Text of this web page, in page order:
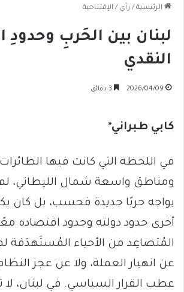
الرئيسية / رأي / الإفتتاحية
لبنان بين الحَربِ وحدودِ
النقدي
2026/04/09
كابي طبراني*
في اللحظة التي كانت فيها
ومناطق واسعة شمال الليطاني، لم
يواجه حربًا جديدة فحسب، بل كان
أخرى حدود دولته وحدود اقتصاده
المُتصاعِد من الأحياء المُستَهدَفة
عن انهيار العملة، ولا عن عجز
عطب القرار السياسي. في لبنان،